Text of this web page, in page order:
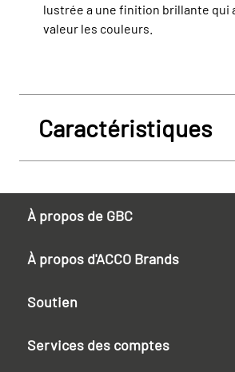
lustrée a une finition brillante qui
valeur les couleurs.
Caractéristiques
À propos de GBC
À propos d'ACCO Brands
Soutien
Services des comptes